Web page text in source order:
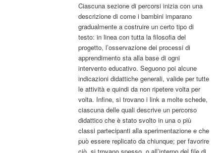
Ciascuna sezione di percorsi inizia con una
descrizione di come i bambini imparano
gradualmente a costruire un certo tipo di
testo: in linea con tutta la filosofia del
progetto, l’osservazione dei processi di
apprendimento sta alla base di ogni
intervento educativo. Seguono poi alcune
indicazioni didattiche generali, valide per tutte
le attività e quindi da non ripetere volta per
volta. Infine, si trovano i link a molte schede,
ciascuna delle quali descrive un percorso
didattico che è stato svolto in una o più
classi partecipanti alla sperimentazione e che
può essere replicato da chiunque; per favorire
ciò, si trovano spesso, o all’interno del file di